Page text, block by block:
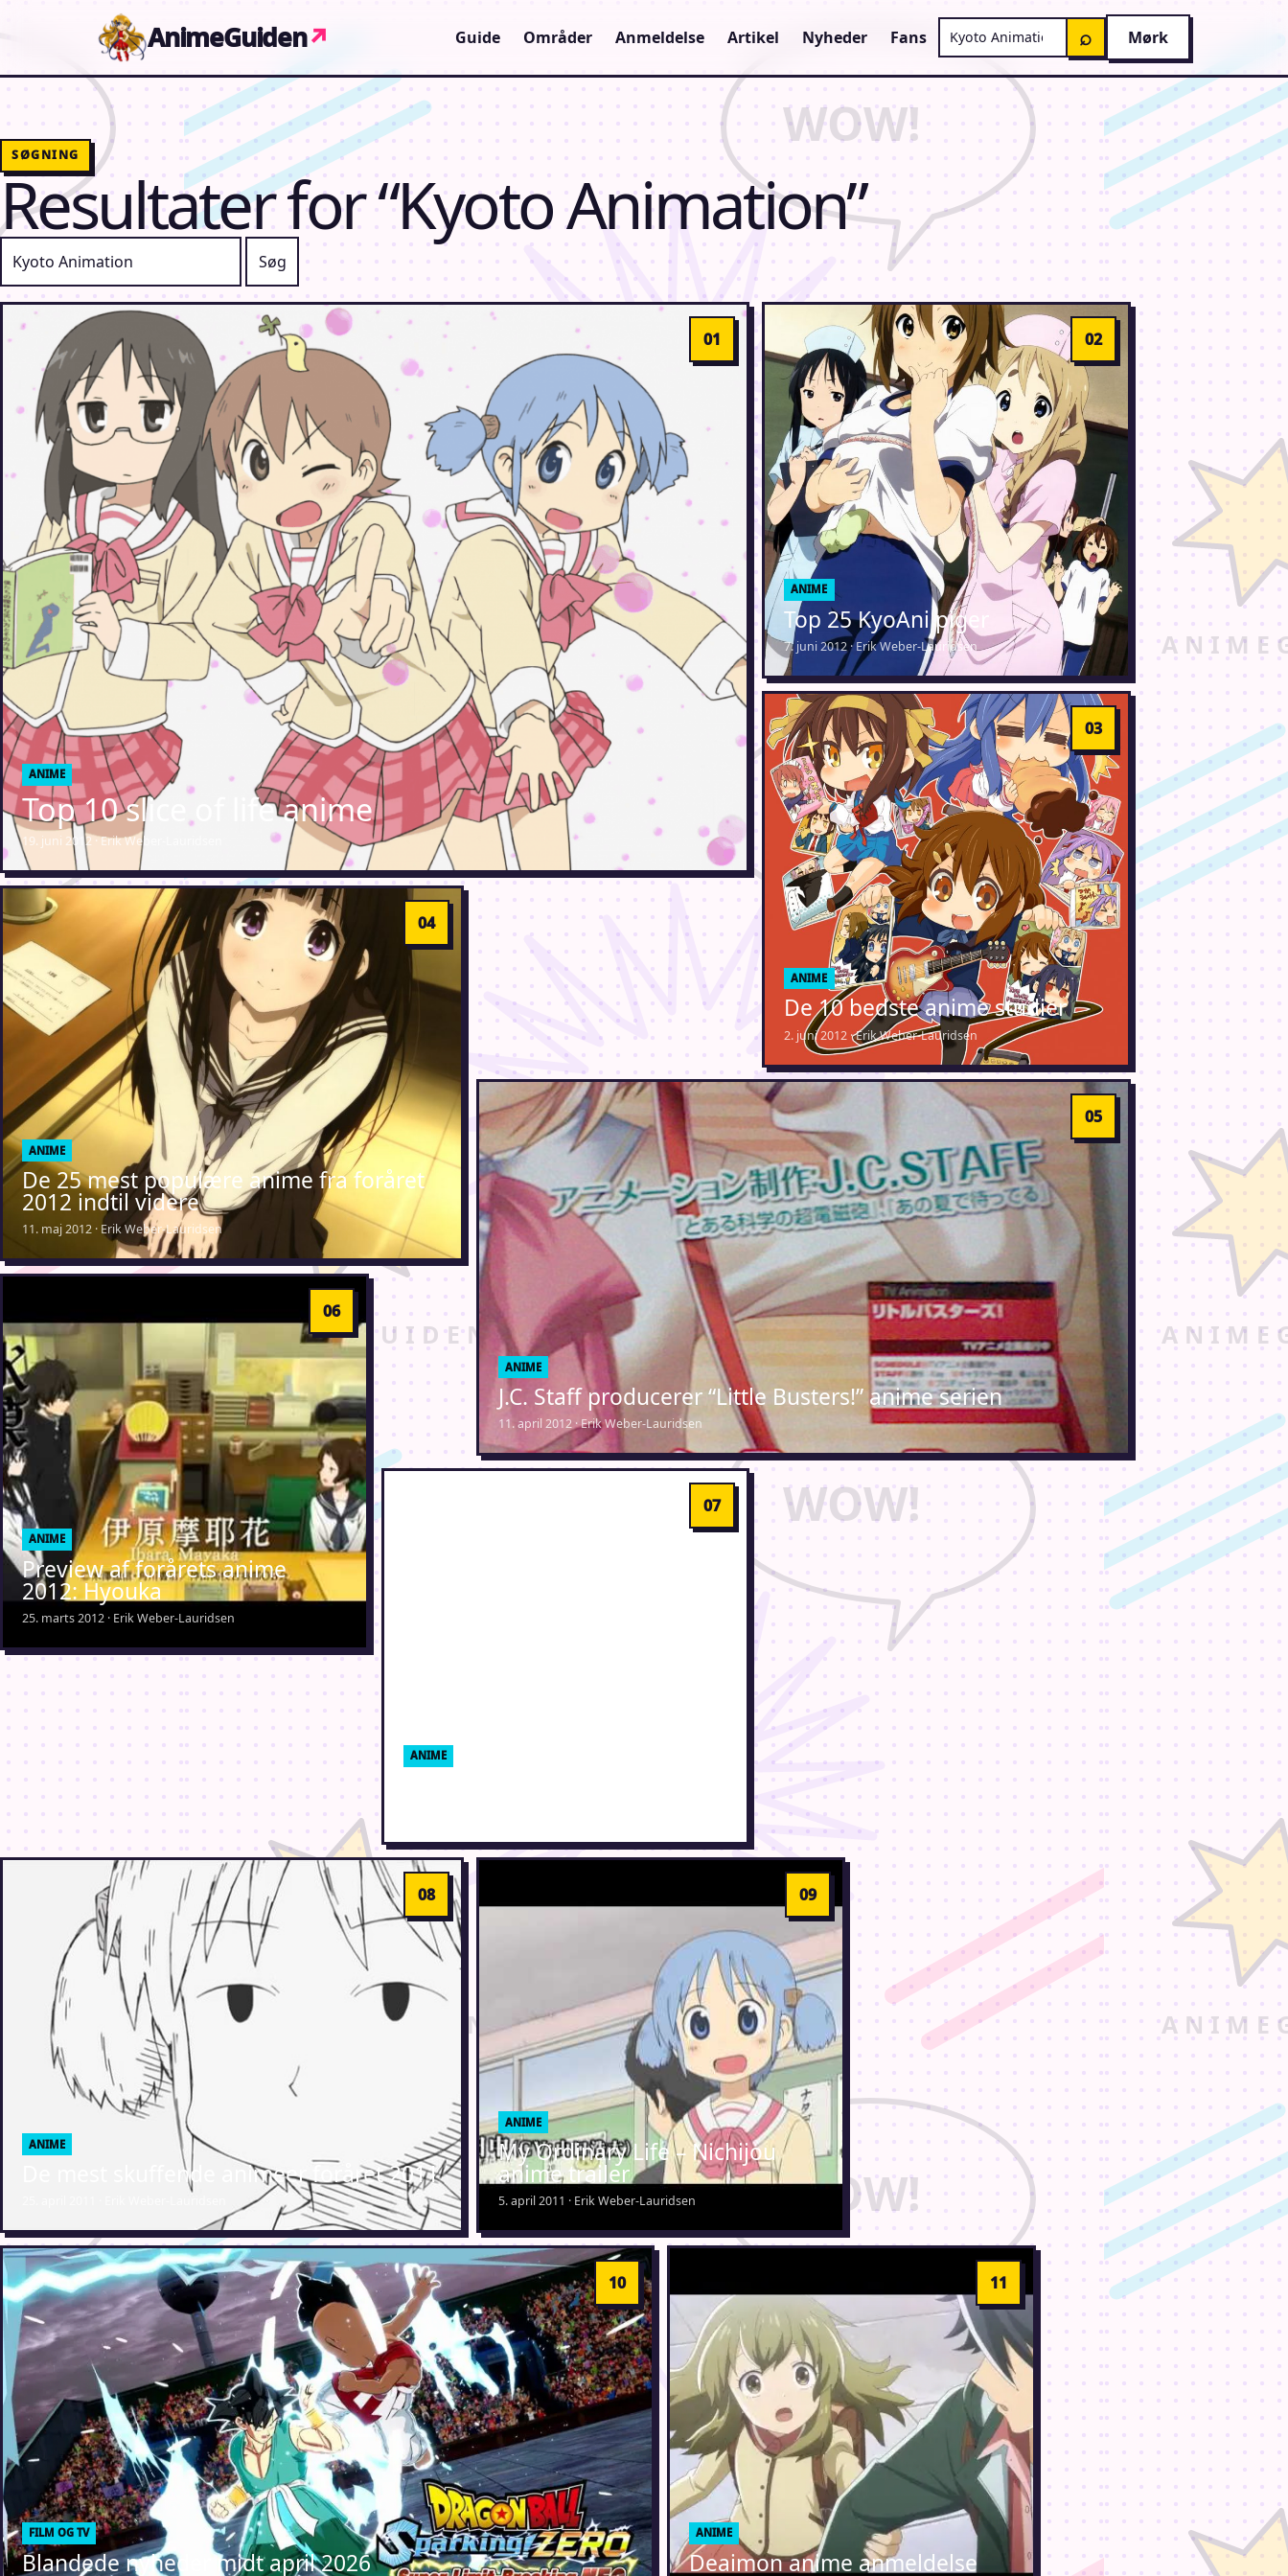
AnimeGuiden↗ Guide Områder Anmeldelse Artikel Nyheder Fans Søg på AnimeGuiden⌕ Mørk
SØGNING
Resultater for “Kyoto Animation”
ANIME
Top 10 slice of life anime
19. juni 2012 · Erik Weber-Lauridsen
ANIME
Top 25 KyoAni piger
7. juni 2012 · Erik Weber-Lauridsen
ANIME
De 10 bedste anime studier
2. juni 2012 · Erik Weber-Lauridsen
ANIME
De 25 mest populære anime fra foråret
2012 indtil videre
11. maj 2012 · Erik Weber-Lauridsen
ANIME
J.C. Staff producerer “Little Busters!” anime serien
11. april 2012 · Erik Weber-Lauridsen
ANIME
Preview af forårets anime
2012: Hyouka
25. marts 2012 · Erik Weber-Lauridsen
ANIME
ANIME
De mest skuffende animeer foråret 2011
ANIME
My Ordinary Life – Nichijou
anime trailer
5. april 2011 · Erik Weber-Lauridsen
FILM OG TV
Blandede nyheder midt april 2026
ANIME
Deaimon anime anmeldelse